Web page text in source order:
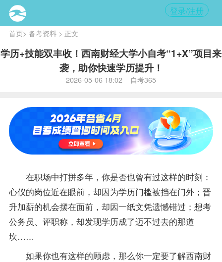
登录/注册
首页> 备考资料> 正文
学历+技能双丰收！西南财经大学小自考“1+X”项目来
袭，助你快速学历提升！
2026-05-06 18:02 自考365
在职场中打拼多年，你是否也曾有过这样的时刻：
心仪的岗位近在眼前，却因为学历门槛被挡在门外；晋
升加薪的机会摆在面前，却因一纸文凭遗憾错过；想考
公务员、评职称，却发现学历成了迈不过去的那道
坎……
如果你也有这样的顾虑，那么你一定要了解西南财